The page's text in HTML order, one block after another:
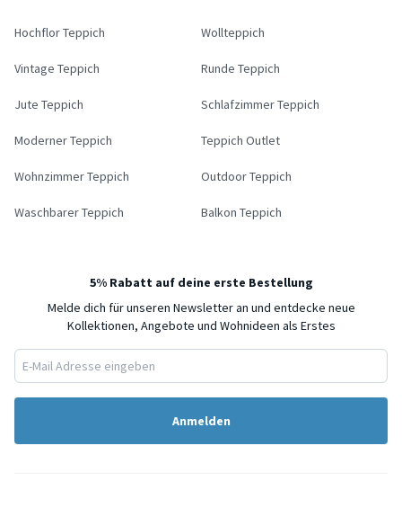
Hochflor Teppich Wollteppich
Vintage Teppich Runde Teppich
Jute Teppich Schlafzimmer Teppich
Moderner Teppich Teppich Outlet
Wohnzimmer Teppich Outdoor Teppich
Waschbarer Teppich Balkon Teppich
5% Rabatt auf deine erste Bestellung
Melde dich für unseren Newsletter an und entdecke neue
Kollektionen, Angebote und Wohnideen als Erstes
Anmelden